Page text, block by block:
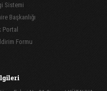
Sistemi
Başkanlığı
Portal
Formu